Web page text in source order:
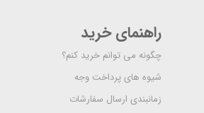
راهنمای خرید
چگونه می توانم خرید کنم؟
شیوه های پرداخت وجه
زمانبندی ارسال سفارشات